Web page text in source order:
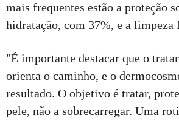
mais frequentes estão a proteção
hidratação, com 37%, e a limpeza
"É importante destacar que o
orienta o caminho, e o
resultado. O objetivo é tratar,
pele, não a sobrecarregar. Uma